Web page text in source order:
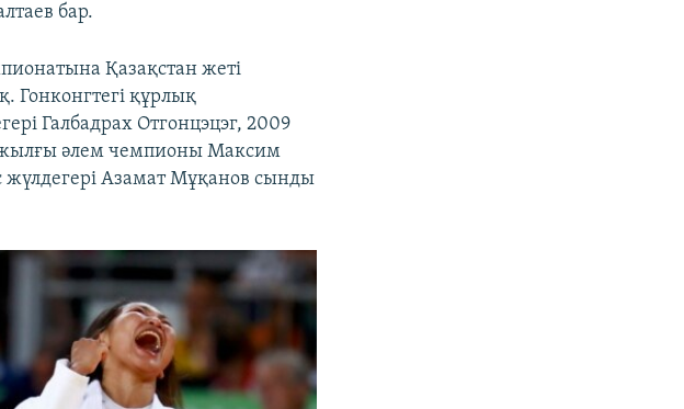
бар.
Қазақстан жеті
Гонконгтегі құрлық
Галбадрах Отгонцэцэг, 2009
әлем чемпионы Максим
Азамат Мұқанов сынды